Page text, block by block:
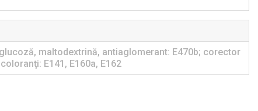
maltodextrină, antiaglomerant: E470b; corector
E141, E160a, E162